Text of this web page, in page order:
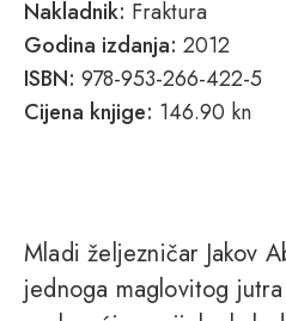
Nakladnik: Fraktura
Godina izdanja: 2012
ISBN: 978-953-266-422-5
Cijena knjige: 146.90 kn
Mladi željezničar Jakov
jednoga maglovitog